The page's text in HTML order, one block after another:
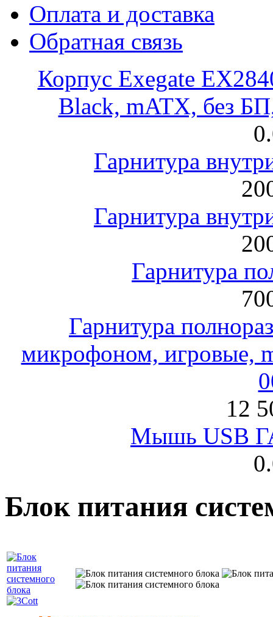
Оплата и доставка
Обратная связь
Корпус Exegate
Black, mATX, без
Гарнитура
Гарнитура
Гарнитура
Гарнитура
микрофоном, игровые,
12
Мышь USB
Блок питания